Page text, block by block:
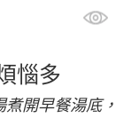
惱多
開早餐湯底，